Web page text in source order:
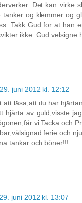
Det kan virke
tanker og klemmer og
Takk Gud for at han
ikke. Gud velsigne
29. juni 2012 kl. 12:12
att läsa,att du har
hjärta av guld,visste
vi Tacka och
ferie och
tankar och böner!!!
29. juni 2012 kl. 13:07